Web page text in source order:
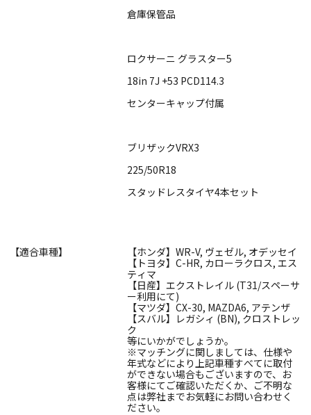
倉庫保管品
ロクサーニ グラスター5
18in 7J +53 PCD114.3
センターキャップ付属
ブリザックVRX3
225/50R18
スタッドレスタイヤ4本セット
【適合車種】
【ホンダ】WR-V, ヴェゼル, オデッセイ
【トヨタ】C-HR, カローラクロス, エス
ティマ
【日産】エクストレイル (T31/スペーサ
ー利用にて)
【マツダ】CX-30, MAZDA6, アテンザ
【スバル】レガシィ (BN), クロストレッ
ク
等にいかがでしょうか。
※マッチングに関しましては、仕様や
年式などにより上記車種すべてに取付
ができない場合もございますので、お
客様にてご確認いただくか、ご不明な
点は弊社までお気軽にお問い合わせく
ださい。